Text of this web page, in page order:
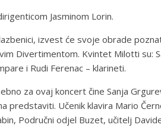
Jasminom Lorin.
izvest će svoje obrade
Divertimentom. Kvintet Milotti su:
i Rudi Ferenac – klarineti.
za ovaj koncert čine Sanja
predstaviti. Učenik klavira Mario
Područni odjel Buzet, učitelj